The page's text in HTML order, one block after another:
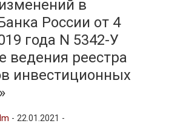
в
России от 4
года N 5342-У
ведения реестра
инвестиционных
- 22.01.2021 -